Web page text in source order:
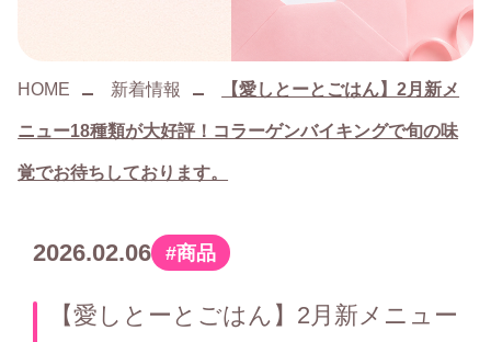
HOME 新着情報 【愛しとーとごはん】2月新メ
ニュー18種類が大好評！コラーゲンバイキングで旬の味
覚でお待ちしております。
【愛しとーとごはん】2月新メニュー
2026.02.06カ 商品